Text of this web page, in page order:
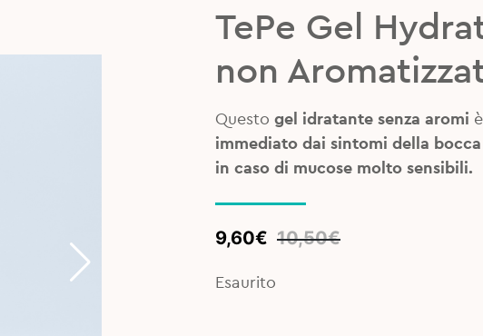
TePe Gel
non
Questo gel idratante senza aromi
immediato dai sintomi della bocca
in casodi mucose molto sensibili.
10,50€
Original
was:
9,60€
Current
is:
Esaurito